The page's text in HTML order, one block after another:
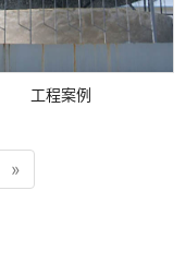
工程案例
»